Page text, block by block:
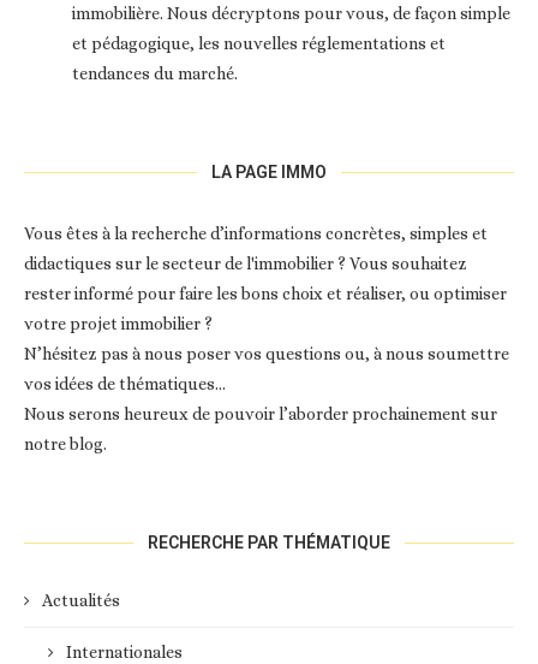
immobilière. Nous décryptons pour vous, de façon simple
et pédagogique, les nouvelles réglementations et
tendances du marché.
LA PAGE IMMO
Vous êtes à la recherche d’informations concrètes, simples et
didactiques sur le secteur de l'immobilier ? Vous souhaitez
rester informé pour faire les bons choix et réaliser, ou optimiser
votre projet immobilier ?
N’hésitez pas à nous poser vos questions ou, à nous soumettre
vos idées de thématiques…
Nous serons heureux de pouvoir l’aborder prochainement sur
notre blog.
RECHERCHE PAR THÉMATIQUE
Actualités
Internationales